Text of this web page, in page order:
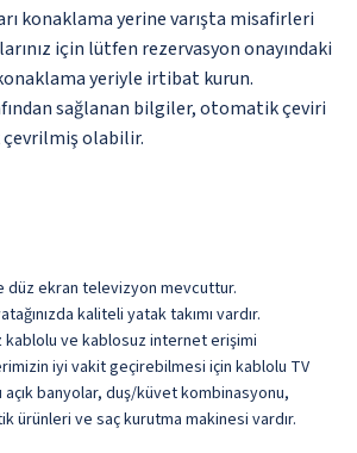
konaklama yerine varışta misafirleri
için lütfen rezervasyon onayındaki
yeriyle irtibat kurun.
sağlanan bilgiler, otomatik çeviri
çevrilmiş olabilir.
düz ekran televizyon mevcuttur.
kaliteli yatak takımı vardır.
ve kablosuz internet erişimi
iyi vakit geçirebilmesi için kablolu TV
açık banyolar, duş/küvet kombinasyonu,
ürünleri ve saç kurutma makinesi vardır.